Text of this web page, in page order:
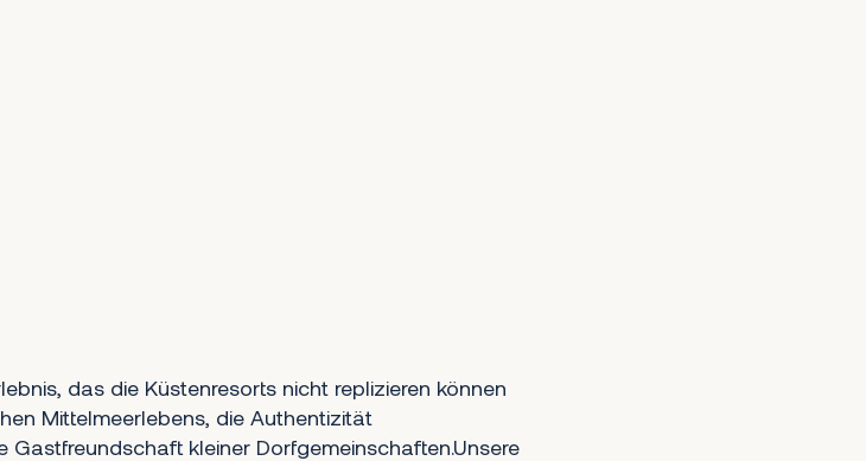
das die Küstenresorts nicht replizieren können
Mittelmeerlebens, die Authentizität
kleiner Dorfgemeinschaften.Unsere